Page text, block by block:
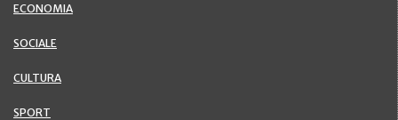
ECONOMIA
SOCIALE
CULTURA
SPORT